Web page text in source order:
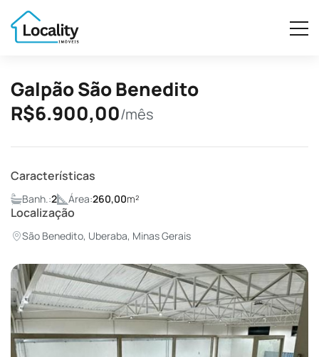
Galpão São Benedito
R$6.900,00/mês
Características
Banh.:2 Área:260,00m²
Localização
São Benedito, Uberaba, Minas Gerais